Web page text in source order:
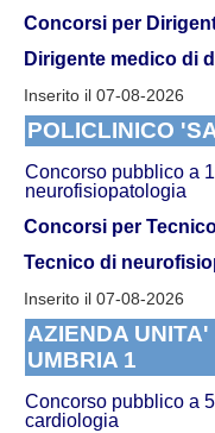
Concorsi per
Dirigente medico di
Inserito il 07-08-2026
POLICLINICO
Concorso pubblico a
neurofisiopatologia
Concorsi per
Tecnico di
Inserito il 07-08-2026
AZIENDA
UMBRIA 1
Concorso pubblico a
cardiologia